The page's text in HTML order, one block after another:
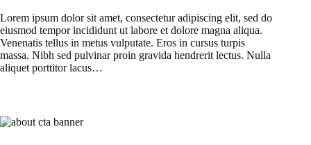
Lorem ipsum dolor sit amet, consectetur adipiscing elit, sed do
eiusmod tempor incididunt ut labore et dolore magna aliqua.
Venenatis tellus in metus vulputate. Eros in cursus turpis
massa. Nibh sed pulvinar proin gravida hendrerit lectus. Nulla
aliquet porttitor lacus…